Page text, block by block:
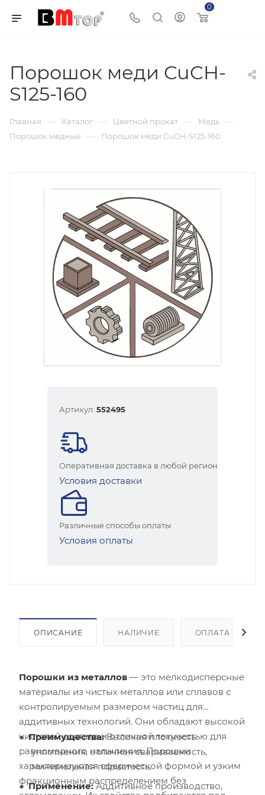
0
Порошок меди CuCH-
S125-160
Главная — Каталог — Цветной прокат — Медь —
Порошок медный — Порошок меди CuCH-S125-160
Артикул: 552495
Оперативная доставка в любой регион
Условия доставки
Различные способы оплаты
Условия оплаты
ОПИСАНИЕ НАЛИЧИЕ ОПЛАТА
Порошки из металлов — это мелкодисперсные
материалы из чистых металлов или сплавов с
контролируемым размером частиц для
аддитивных технологий. Они обладают высокой
чистотой состава и отличной текучестью для
равномерного напыления. Порошки
характеризуются сферической формой и узким
фракционным распределением без
Преимущества:Высокая плотность
уплотнения, отличная свариваемость,
минимальная пористость.
Применение:Аддитивное производство,